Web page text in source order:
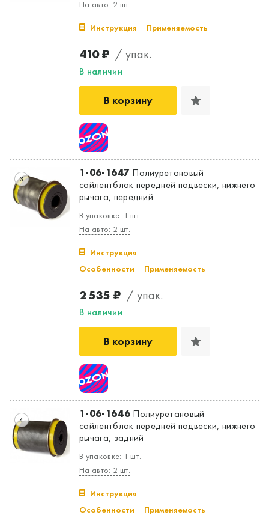
Нет, выбрать другой
На авто: 2 шт.
Инструкция Применяемость
410 ₽ / упак.
В наличии
В корзину
3 1-06-1647Полиуретановый
сайлентблок передней подвески, нижнего
рычага, передний
В упаковке: 1 шт.
На авто: 2 шт.
Инструкция
Особенности
Применяемость
2 535 ₽ / упак.
В наличии
В корзину
4 1-06-1646Полиуретановый
сайлентблок передней подвески, нижнего
рычага, задний
В упаковке: 1 шт.
На авто: 2 шт.
Инструкция
Особенности
Применяемость